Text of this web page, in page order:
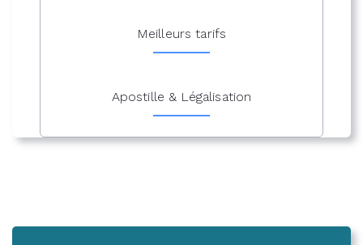
Meilleurs tarifs
Apostille & Légalisation